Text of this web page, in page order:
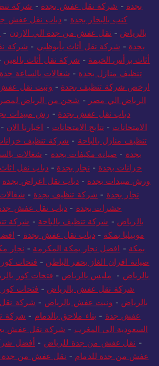
بجدة - شركة نقل عفش بجدة - شركة
كنب بالبخار بجدة - دباب نقل عفش
بالرياض - نقل عفش من جدة الي الاردن -
بجدة - شركة نقل أثاث بأبوظبي - شركة
أثاث برأس الخيمة - شركة نقل أثاث بالعين
تنظيف منازل بجدة - شغالات بالساعة جدة
ارخص شركة تنظيف بجدة - ونيت نقل
الرياض الي مصر - شحن من الرياض لمصر
دباب نقل عفش بجدة - رش مبيدات
الامتحانات - نتايج الامتحانات - اخبارنا الان -
تنظيف منازل بالباحة - شركة تنظيف خزانات
بجدة - صيانة مكيفات بجدة - شغالات
خزانات بجدة - نجار بجدة - دباب نقل
ورش مبيدات بجدة -دباب نقل اغراض بجدة
نجار بجدة - شركة تنظيف بجدة -
حشرات بجدة - دباب نقل عفش
بالرياض - شركة تنظيف بالباحة - شركة
موبيليا بمكة -دباب نقل عفش بجدة -
بمكة - افضل نجار بمكة المكرمة - نجار
صيانة افران الغاز بحفر الباطن - فتحات
بالرياض - مليس بالرياض - فتحات كور
شركة نقل عفش بالرياض - فتحات كور
بالرياض - ونيت عفش بالرياض - شركة
عفش جدة - بناء ملاحق بالدمام - شركة
السعودية الى المغرب - شركة نقل عفش
- نقل عفش من جدة للرياض - أفضل
عفش من جدة للدمام - نقل عفش من جدة